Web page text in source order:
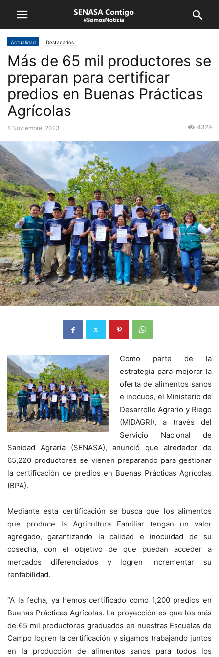
Actualidad Destacados
Más de 65 mil productores se
preparan para certificar
predios en Buenas Prácticas
Agrícolas
8 Noviembre, 2023 4329
Como parte de la
estrategia para mejorar la
oferta de alimentos sanos
e inocuos, el Ministerio de
Desarrollo Agrario y Riego
(MIDAGRI), a través del
Servicio Nacional de
Sanidad Agraria (SENASA), anunció que alrededor de
65,220 productores se vienen preparando para gestionar
la certificación de predios en Buenas Prácticas Agrícolas
(BPA).
Mediante esta certificación se busca que los alimentos
que produce la Agricultura Familiar tengan un valor
agregado, garantizando la calidad e inocuidad de su
cosecha, con el objetivo de que puedan acceder a
mercados diferenciados y logren incrementar su
rentabilidad.
“A la fecha, ya hemos certificado como 1,200 predios en
Buenas Prácticas Agrícolas. La proyección es que los más
de 65 mil productores graduados en nuestras Escuelas de
Campo logren la certificación y sigamos trabajando juntos
en la producción de alimentos sanos para todos los